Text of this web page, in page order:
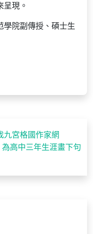
現。
學院副傳授、碩士生
九宮格國作家網
高中三年生涯畫下句